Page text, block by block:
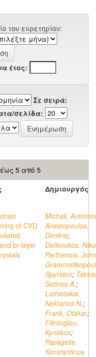
του ευρετηρίου:
έτος:
Σε σειρά:
σελίδα:
5 από 5
Δημιουργός
of CVD
bi-layer
Michail,
Anestopoulos,
Dimitris;
Delikoukos,
Parthenios, John
Spyridon;
Sotirios A.;
Lathiotakis,
Nektarios N.;
Frank, Otakar;
Filintoglou,
Kyriakos;
Papagelis,
Konstantinos